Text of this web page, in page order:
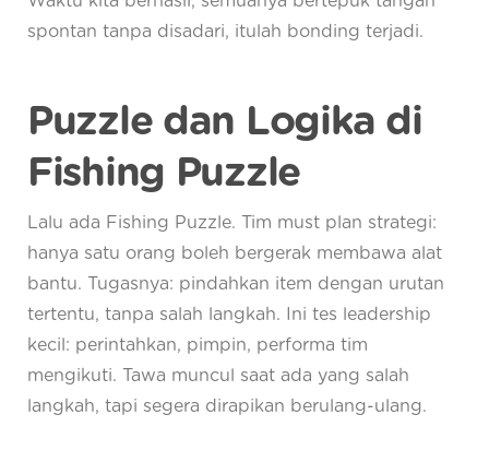
spontan tanpa disadari, itulah bonding terjadi.
Puzzle dan Logika di
Fishing Puzzle
Lalu ada Fishing Puzzle. Tim must plan strategi:
hanya satu orang boleh bergerak membawa alat
bantu. Tugasnya: pindahkan item dengan urutan
tertentu, tanpa salah langkah. Ini tes leadership
kecil: perintahkan, pimpin, performa tim
mengikuti. Tawa muncul saat ada yang salah
langkah, tapi segera dirapikan berulang-ulang.